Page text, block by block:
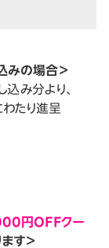
みの場合＞
み分より、
たり進呈
円OFFクー
す＞